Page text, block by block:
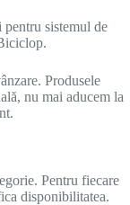
pentru sistemul de
Produsele
nu mai aducem la
Pentru fiecare
disponibilitatea.